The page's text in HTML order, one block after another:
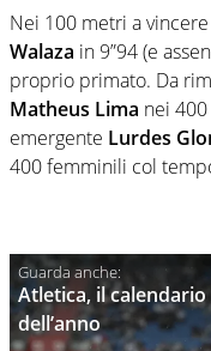
Nei 100 metri a
Walaza in 9”94 (e
proprio primato. Da
Matheus Lima nei
emergente Lurdes
400 femminili col
Atletica, il
dell’anno